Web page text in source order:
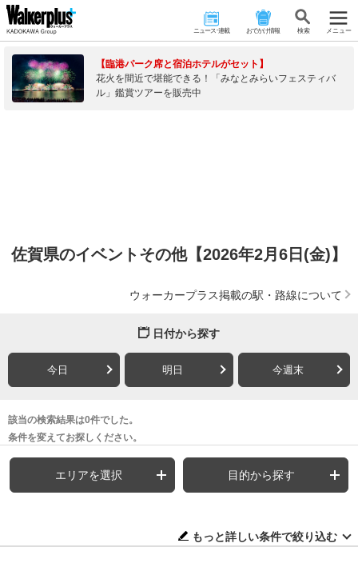
ニュース･連載 おでかけ情報 検 索 メニュー
【臨港パーク席と宿泊ホテルがセット】
花火を間近で堪能できる！「みなとみらいフェスティバ
ル」鑑賞ツアーを販売中
佐賀県のイベントその他【2026年2月6日(金)】
ウォーカープラス掲載の駅・路線について
日付から探す
今日 明日 今週末
該当の検索結果は0件でした。
条件を変えてお探しください。
エリアを選択 目的から探す
もっと詳しい条件で絞り込む